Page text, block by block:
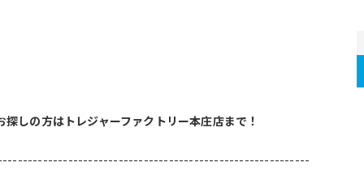
しの方はトレジャーファクトリー本庄店まで！